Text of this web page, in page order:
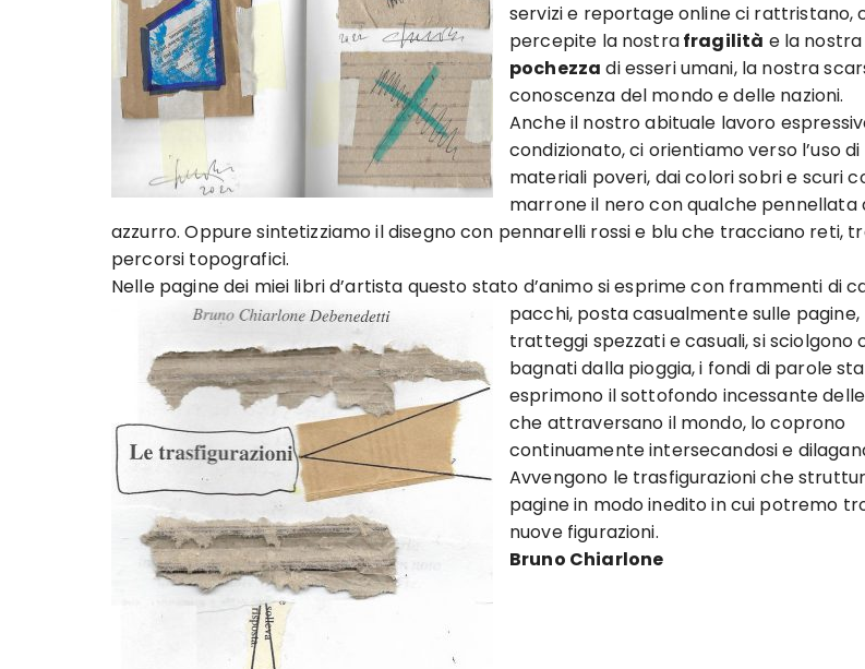
servizi e reportage online ci rattristano,
percepite la nostrafragilità e la nostra
pochezza di esseri umani, la nostra
conoscenza del mondo e delle nazioni.
Anche il nostro abituale lavoro
condizionato, ci orientiamo verso l’uso di
materiali poveri, dai colori sobri e scuri
marrone il nero con qualche pennellata
azzurro. Oppure sintetizziamo il disegno con pennarelli rossi e blu che tracciano reti,
percorsi topografici.
Nelle pagine dei miei libri d’artista questo stato d’animo si esprime con frammenti di
pacchi, posta casualmente sulle pagine,
tratteggi spezzati e casuali, si sciolgono
bagnati dalla pioggia, i fondi di parole
esprimono il sottofondo incessante
che attraversano il mondo, lo coprono
continuamente intersecandosi e
Avvengono le trasfigurazioni che
pagine in modo inedito in cui potremo
nuove figurazioni.
Bruno Chiarlone